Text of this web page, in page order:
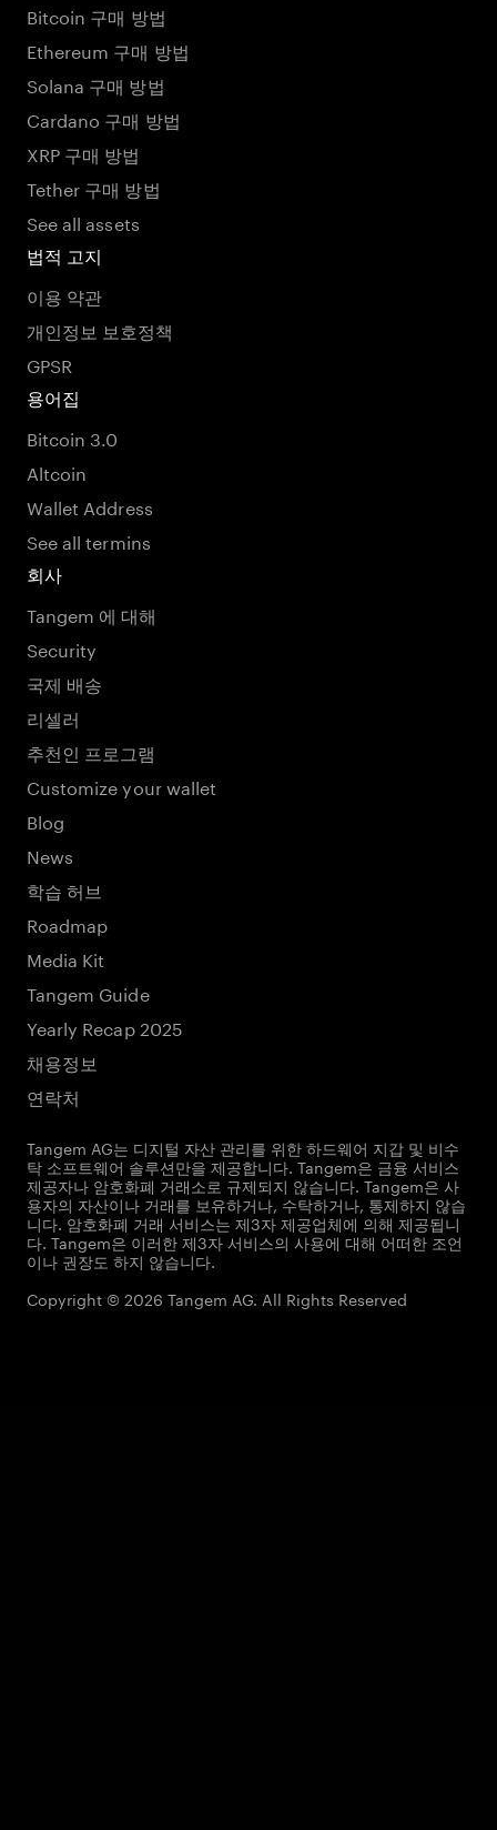
Bitcoin 구매 방법
Ethereum 구매 방법
Solana 구매 방법
Cardano 구매 방법
XRP 구매 방법
Tether 구매 방법
See all assets
법적 고지
이용 약관
개인정보 보호정책
GPSR
용어집
Bitcoin 3.0
Altcoin
Wallet Address
See all termins
회사
Tangem 에 대해
Security
국제 배송
리셀러
추천인 프로그램
Customize your wallet
Blog
News
학습 허브
Roadmap
Media Kit
Tangem Guide
Yearly Recap 2025
채용정보
연락처
Tangem AG는 디지털 자산 관리를 위한 하드웨어 지갑 및 비수
탁 소프트웨어 솔루션만을 제공합니다. Tangem은 금융 서비스
제공자나 암호화폐 거래소로 규제되지 않습니다. Tangem은 사
용자의 자산이나 거래를 보유하거나, 수탁하거나, 통제하지 않습
니다. 암호화폐 거래 서비스는 제3자 제공업체에 의해 제공됩니
다. Tangem은 이러한 제3자 서비스의 사용에 대해 어떠한 조언
이나 권장도 하지 않습니다.